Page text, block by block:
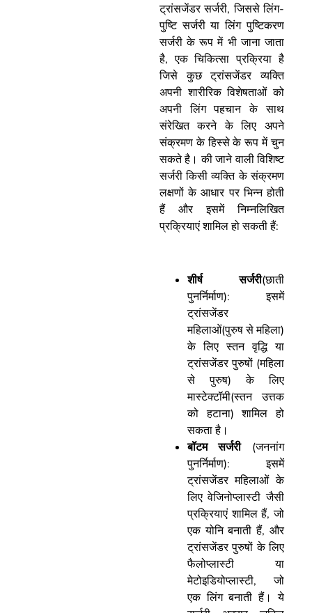
ट्रांसजेंडर सर्जरी, जिससे लिंग-
पुष्टि सर्जरी या लिंग पुष्टिकरण
सर्जरी के रूप में भी जाना जाता
है, एक चिकित्सा प्रक्रिया है
जिसे कुछ ट्रांसजेंडर व्यक्ति
अपनी शारीरिक विशेषताओं को
अपनी लिंग पहचान के साथ
संरेखित करने के लिए अपने
संक्रमण के हिस्से के रूप में चुन
सकते है। की जाने वाली विशिष्ट
सर्जरी किसी व्यक्ति के संक्रमण
लक्षणों के आधार पर भिन्न होती
हैं और इसमें निम्नलिखित
प्रक्रियाएं शामिल हो सकती हैं:
शीर्ष सर्जरी(छाती
पुनर्निर्माण): इसमें
ट्रांसजेंडर
महिलाओं(पुरुष से महिला)
के लिए स्तन वृद्धि या
ट्रांसजेंडर पुरुषों (महिला
से पुरुष) के लिए
मास्टेक्टॉमी(स्तन उत्तक
को हटाना) शामिल हो
सकता है।
बॉटम सर्जरी(जननांग
पुनर्निर्माण): इसमें
ट्रांसजेंडर महिलाओं के
लिए वेजिनोप्लास्टी जैसी
प्रक्रियाएं शामिल हैं, जो
एक योनि बनाती हैं, और
ट्रांसजेंडर पुरुषों के लिए
फैलोप्लास्टी या
मेटोइडियोप्लास्टी, जो
एक लिंग बनाती हैं। ये